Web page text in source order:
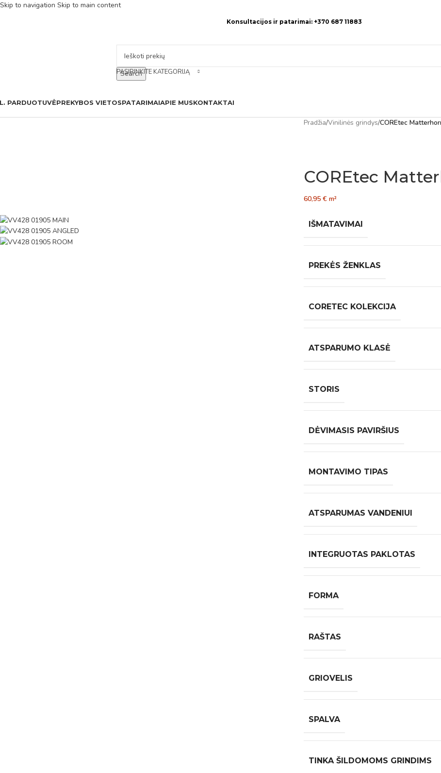
Skip to navigation Skip to main content
Konsultacijos ir patarimai: +370 687 11883
PASIRINKITE KATEGORIJĄ
Search
PARDUOTUVĖPREKYBOS VIETOSPATARIMAIAPIE MUSKONTAKTAI
Pradžia/Vinilinės grindys/COREtec
COREtec
60,95 € m²
IŠMATAVIMAI
PREKĖS ŽENKLAS
CORETEC KOLEKCIJA
ATSPARUMO KLASĖ
STORIS
DĖVIMASIS PAVIRŠIUS
MONTAVIMO TIPAS
ATSPARUMAS VANDENIUI
INTEGRUOTAS PAKLOTAS
FORMA
RAŠTAS
GRIOVELIS
SPALVA
TINKA ŠILDOMOMS GRINDIMS